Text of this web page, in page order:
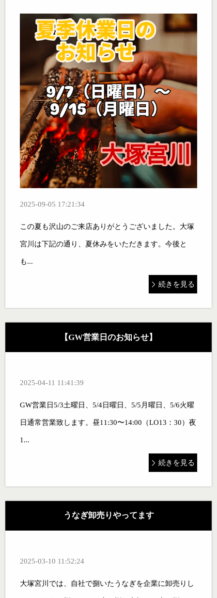
2025-09-05 17:21:34
この夏も沢山のご来店ありがとうございました。大塚
宮川は下記の通り、夏休みをいただきます。今後と
も...
続きを見る
【GW営業日のお知らせ】
2025-04-11 11:41:39
GW営業日5/3土曜日、5/4日曜日、5/5月曜日、5/6火曜
日通常営業致します。昼11:30〜14:00（LO13：30）夜
1...
続きを見る
うなぎ卸売りやってます
2025-03-10 11:52:24
大塚宮川では、自社で捌いたうなぎを企業に卸売りし